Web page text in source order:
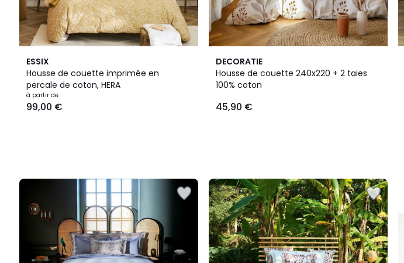
ESSIX
Housse de couette imprimée en
percale de coton, HERA
à partir de
99,00 €
DECORATIE
Housse de couette 240x220 + 2 taies
100% coton
45,90 €